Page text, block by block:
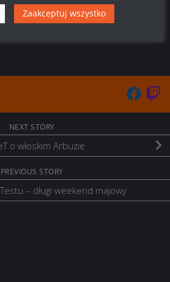
NEXT STORY
o włoskim Arbuzie
PREVIOUS STORY
– długi weekend majowy
Zaakceptuj wszystko